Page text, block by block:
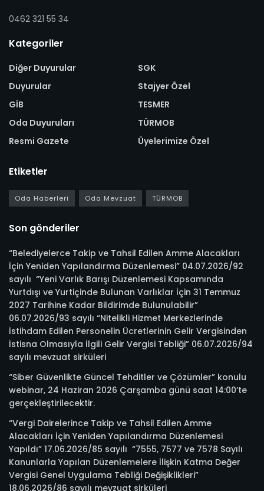
0462 321 55 34
Kategoriler
Diğer Duyurular
Duyurular
GİB
Oda Duyuruları
Resmi Gazete
SGK
Stajyer Özel
TESMER
TÜRMOB
Üyelerimize Özel
Etiketler
Oda Haberleri Oda Mevzuat TÜRMOB
Son gönderiler
“Belediyelerce Takip ve Tahsil Edilen Amme Alacakları
İçin Yeniden Yapılandırma Düzenlemesi” 04.07.2026/92
sayılı “Yeni Varlık Barışı Düzenlemesi Kapsamında
Yurtdışı ve Yurtiçinde Bulunan Varlıklar İçin 31 Temmuz
2027 Tarihine Kadar Bildirimde Bulunulabilir”
06.07.2026/93 sayılı “Nitelikli Hizmet Merkezlerinde
İstihdam Edilen Personelin Ücretlerinin Gelir Vergisinden
İstisna Olmasıyla İlgili Gelir Vergisi Tebliği” 06.07.2026/94
sayılı mevzuat sirküleri
“Siber Güvenlikte Güncel Tehditler ve Çözümler” konulu
webinar, 24 Haziran 2026 Çarşamba günü saat 14:00’te
gerçekleştirilecektir.
“Vergi Dairelerince Takip ve Tahsil Edilen Amme
Alacakları İçin Yeniden Yapılandırma Düzenlemesi
Yapıldı” 17.06.2026/85 sayılı “7555, 7577 ve 7578 Sayılı
Kanunlarla Yapılan Düzenlemelere İlişkin Katma Değer
Vergisi Genel Uygulama Tebliği Değişiklikleri”
18.06.2026/86 sayılı mevzuat sirküleri